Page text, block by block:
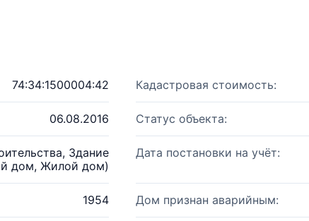
74:34:1500004:42 Кадастровая стоимость:
06.08.2016 Статус объекта:
Здание
дом, Жилой дом)
Дата постановки на учёт:
1954 Дом признан аварийным: